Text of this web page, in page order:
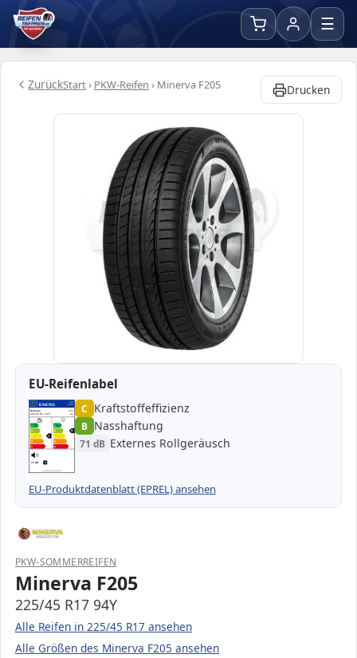
☰
ZurückStart› PKW-Reifen › Minerva F205 Drucken
EU-Reifenlabel
ENERG 1000000
Minerva MV870
225/45 R17 94Y C1
A
B
C
C
D
E
A
B
B
C
D
E
71 dB B
Verordnung (EU) 2020/740
C Kraftstoffeffizienz
B Nasshaftung
71 dB Externes Rollgeräusch
EU-Produktdatenblatt (EPREL) ansehen
PKW-SOMMERREIFEN
Minerva F205
225/45 R17 94Y
Alle Reifen in 225/45 R17 ansehen
Alle Größen des Minerva F205 ansehen